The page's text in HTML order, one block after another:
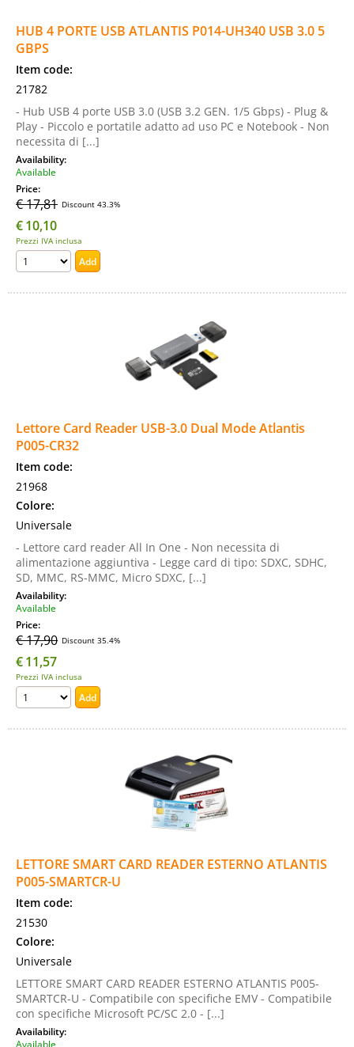
HUB 4 PORTE USB ATLANTIS P014-UH340 USB 3.0 5
GBPS
Item code:
21782
- Hub USB 4 porte USB 3.0 (USB 3.2 GEN. 1/5 Gbps) - Plug &
Play - Piccolo e portatile adatto ad uso PC e Notebook - Non
necessita di [...]
Availability:
Available
Price:
€ 17,81 Discount 43.3%
€10,10
Prezzi IVA inclusa
Lettore Card Reader USB-3.0 Dual Mode Atlantis
P005-CR32
Item code:
21968
Colore:
Universale
- Lettore card reader All In One - Non necessita di
alimentazione aggiuntiva - Legge card di tipo: SDXC, SDHC,
SD, MMC, RS-MMC, Micro SDXC, [...]
Availability:
Available
Price:
€ 17,90 Discount 35.4%
€11,57
Prezzi IVA inclusa
LETTORE SMART CARD READER ESTERNO ATLANTIS
P005-SMARTCR-U
Item code:
21530
Colore:
Universale
LETTORE SMART CARD READER ESTERNO ATLANTIS P005-
SMARTCR-U - Compatibile con specifiche EMV - Compatibile
con specifiche Microsoft PC/SC 2.0 - [...]
Availability:
Available